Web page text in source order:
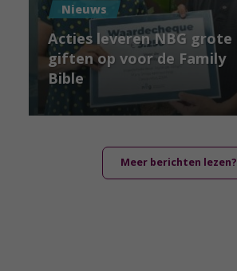
Nieuws
Acties leveren NBG grote
giften op voor de Family
Bible
Meer berichten lezen?